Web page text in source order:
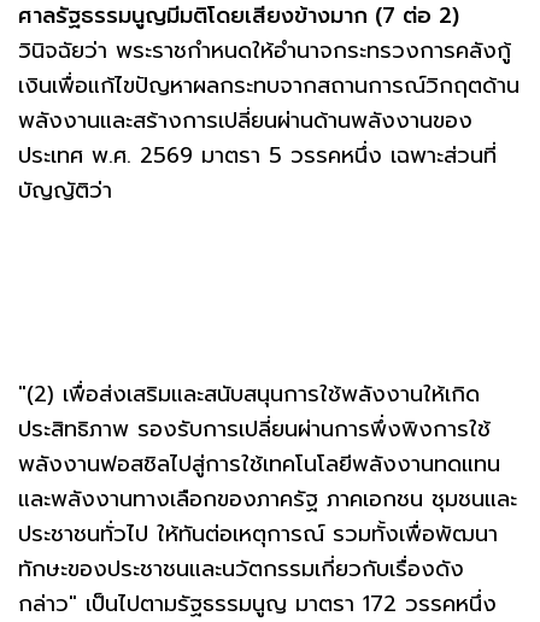
ศาลรัฐธรรมนูญมีมติโดยเสียงข้างมาก (7 ต่อ 2)
วินิจฉัยว่า พระราชกำหนดให้อำนาจกระทรวงการคลังกู้
เงินเพื่อแก้ไขปัญหาผลกระทบจากสถานการณ์วิกฤตด้าน
พลังงานและสร้างการเปลี่ยนผ่านด้านพลังงานของ
ประเทศ พ.ศ. 2569 มาตรา 5 วรรคหนึ่ง เฉพาะส่วนที่
บัญญัติว่า
"(2) เพื่อส่งเสริมและสนับสนุนการใช้พลังงานให้เกิด
ประสิทธิภาพ รองรับการเปลี่ยนผ่านการพึ่งพิงการใช้
พลังงานฟอสชิลไปสู่การใช้เทคโนโลยีพลังงานทดแทน
และพลังงานทางเลือกของภาครัฐ ภาคเอกชน ชุมชนและ
ประชาชนทั่วไป ให้ทันต่อเหตุการณ์ รวมทั้งเพื่อพัฒนา
ทักษะของประชาชนและนวัตกรรมเกี่ยวกับเรื่องดัง
กล่าว" เป็นไปตามรัฐธรรมนูญ มาตรา 172 วรรคหนึ่ง